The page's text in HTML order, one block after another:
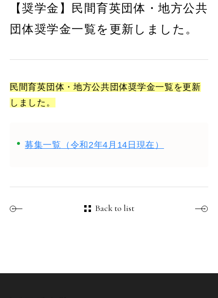
【奨学金】民間育英団体・地方公共
団体奨学金一覧を更新しました。
民間育英団体・地方公共団体奨学金一覧を更新
しました。
募集一覧（令和2年4月14日現在）
Back to list